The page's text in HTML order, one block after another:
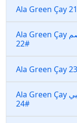
Ala Green Çay كيف يمكنني استخدام قسيمة خصم
#22
Ala Green Çay كيف يمكنني التحقق من حالة طلبي
#24